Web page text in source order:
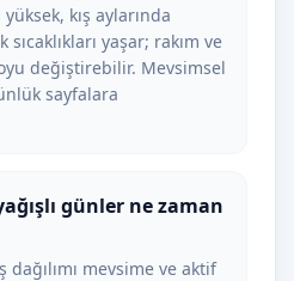
kış aylarında
yaşar; rakım ve
değiştirebilir. Mevsimsel
sayfalara
günler ne zaman
dağılımı mevsime ve aktif